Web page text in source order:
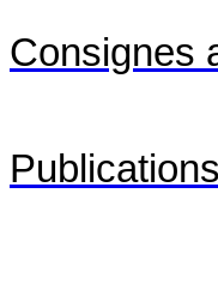
Consignes